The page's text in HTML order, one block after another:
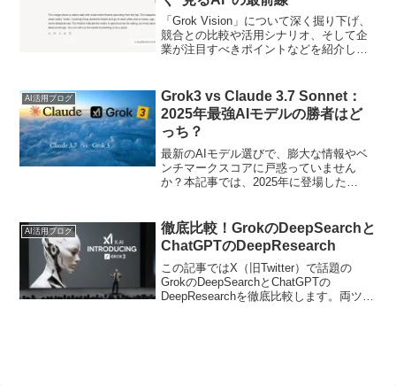
「Grok Vision」について深く掘り下げ、
競合との比較や活用シナリオ、そして企
業が注目すべきポイントなどを紹介しま
AI活用ブログ
Grok3 vs Claude 3.7 Sonnet：
2025年最強AIモデルの勝者はど
っち？
最新のAIモデル選びで、膨大な情報やベ
ンチマークスコアに戸惑っていません
か？本記事では、2025年に登場した
トを掘り下げます。画像生成やコーディ
ン...
AI活用ブログ
徹底比較！GrokのDeepSearchと
ChatGPTのDeepResearch
この記事ではX（旧Twitter）で話題の
GrokのDeepSearchとChatGPTの
DeepResearchを徹底比較します。両ツー